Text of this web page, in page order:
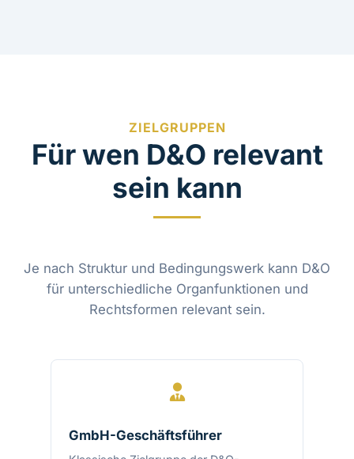
ZIELGRUPPEN
Für wen D&O relevant
sein kann
Je nach Struktur und Bedingungswerk kann D&O
für unterschiedliche Organfunktionen und
Rechtsformen relevant sein.
GmbH-Geschäftsführer